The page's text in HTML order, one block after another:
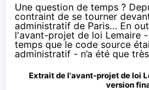
Une question de temps ?
contraint de se tourner
administratif de Paris… En
l'avant-projet de loi Lemaire
temps que le code source
administratif - n’a été que
Extrait de l'avant-projet de loi
version